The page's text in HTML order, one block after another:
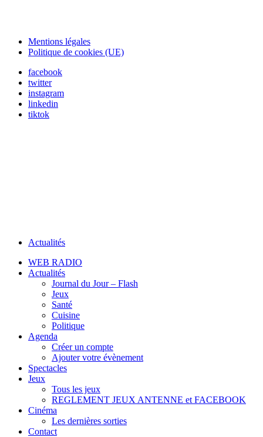
Mentions légales
Politique de cookies (UE)
facebook
twitter
instagram
linkedin
tiktok
Actualités
WEB RADIO
Actualités
Journal du Jour – Flash
Jeux
Santé
Cuisine
Politique
Agenda
Créer un compte
Ajouter votre évènement
Spectacles
Jeux
Tous les jeux
REGLEMENT JEUX ANTENNE et FACEBOOK
Cinéma
Les dernières sorties
Contact